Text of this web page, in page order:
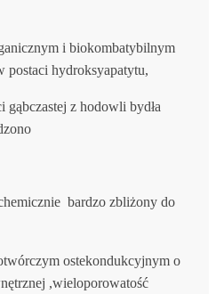
i biokombatybilnym
postaci hydroksyapatytu,
z hodowli bydła
bardzo zbliżony do
ostekondukcyjnym o
,wieloporowatość